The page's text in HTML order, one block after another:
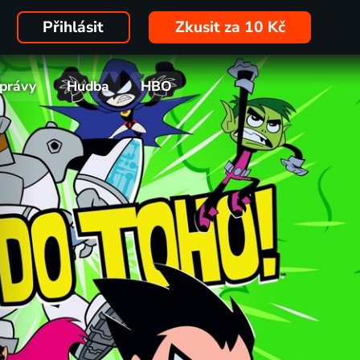
Přihlásit Zkusit za 10 Kč
Hudba HBO